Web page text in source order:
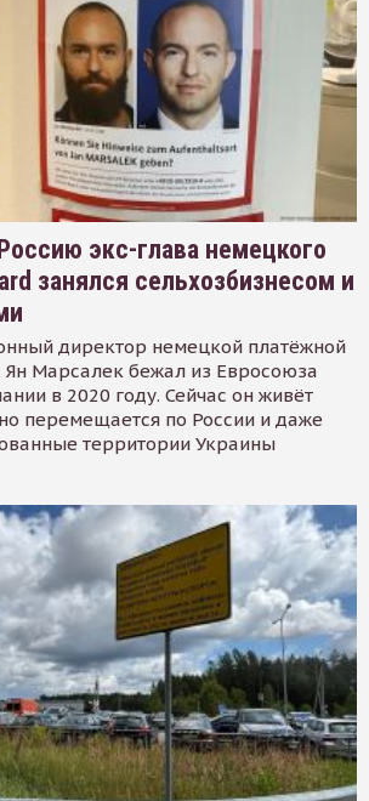
экс-глава немецкого
занялся сельхозбизнесом и
директор немецкой платёжной
Марсалек бежал из Евросоюза
в 2020 году. Сейчас он живёт
перемещается по России и даже
территории Украины